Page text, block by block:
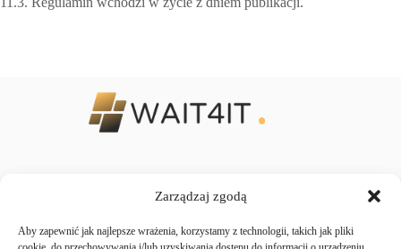
Zarządzaj zgodą
Aby zapewnić jak najlepsze wrażenia, korzystamy z technologii, takich jak pliki
Regulaminy
Polityka Prywatności